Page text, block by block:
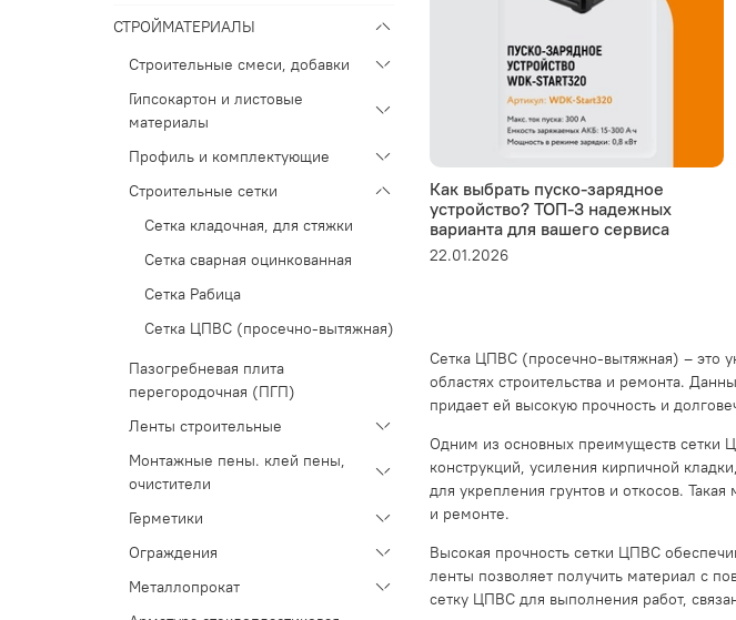
Как выбрать пуско-зарядное
устройство? ТОП-3 надежных
варианта для вашего сервиса
22.01.2026
Сетка ЦПВС (просечно-вытяжная) – это
областях строительства и ремонта.
придает ей высокую прочность и
Одним из основных преимуществ сетки
конструкций, усиления кирпичной
для укрепления грунтов и откосов.
и ремонте.
Высокая прочность сетки ЦПВС
ленты позволяет получить материал с
сетку ЦПВС для выполнения работ,
СТРОЙМАТЕРИАЛЫ
Строительные смеси, добавки
Гипсокартон и листовые
материалы
Профиль и комплектующие
Строительные сетки
Сетка кладочная, для стяжки
Сетка сварная оцинкованная
Сетка Рабица
Сетка ЦПВС (просечно-вытяжная)
Пазогребневая плита
перегородочная (ПГП)
Ленты строительные
Монтажные пены. клей пены,
очистители
Герметики
Ограждения
Металлопрокат